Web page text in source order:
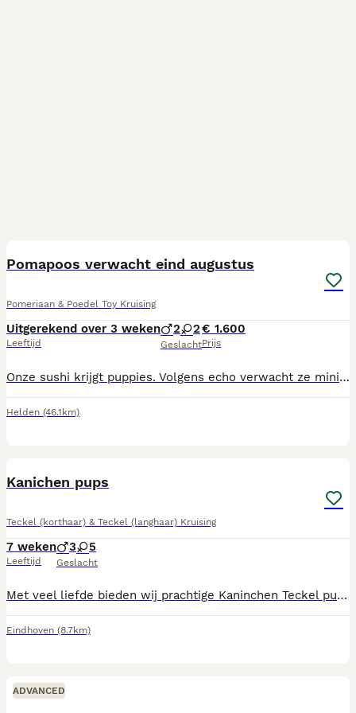
Pomapoos verwacht eind augustus
Pomeriaan & Poedel Toy Kruising
Uitgerekend over 3 weken
Leeftijd
2 2
Geslacht
€ 1.600
Prijs
Onze sushi krijgt puppies. Volgens echo verwacht ze minimaal 3 of 4 puppies. Ze is gedekt met toypoedel tinus.
Helden (46.1km)
Kanichen pups
Teckel (korthaar) & Teckel (langhaar) Kruising
7 weken
Leeftijd
3 5
Geslacht
Met veel liefde bieden wij prachtige Kaninchen Teckel pups aan, geboren op 19 juni. Foto 9 zijn papa en mama allebei getest en gezond verklaard. De pups worden: Gevaccineerd Gechipt En zullen in het bezit zijn van een Europees dierenpaspoort. De pups groeien op in een liefdevolle omgeving en zijn sociaal, speels en gewend aan dagelijkse huiselijke geluiden. Hij/zij is byna klaar om naar een warm en liefdevol thuis te gaan. Heb je interesse of wil je meer informatie? Neem gerust contact op voor vragen of om een kennismaking in te plannen.
Eindhoven (8.7km)
ADVANCED